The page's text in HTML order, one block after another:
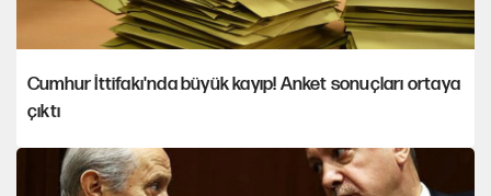
Cumhur İttifakı'nda büyük kayıp! Anket sonuçları ortaya
çıktı